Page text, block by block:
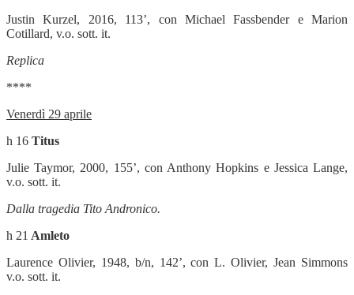
Justin Kurzel, 2016, 113’, con Michael Fassbender e Marion
Cotillard, v.o. sott. it.
Replica
****
Venerdì 29 aprile
h 16 Titus
Julie Taymor, 2000, 155’, con Anthony Hopkins e Jessica Lange,
v.o. sott. it.
Dalla tragedia Tito Andronico.
h 21 Amleto
Laurence Olivier, 1948, b/n, 142’, con L. Olivier, Jean Simmons
v.o. sott. it.